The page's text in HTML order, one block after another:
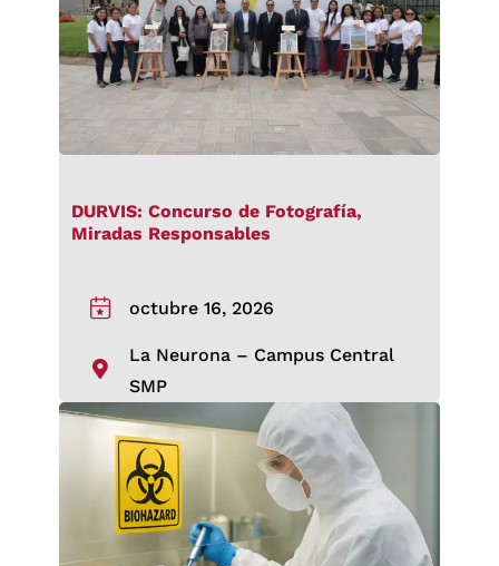
DURVIS: Concurso de Fotografía,
Miradas Responsables
octubre 16, 2026
La Neurona – Campus Central
SMP